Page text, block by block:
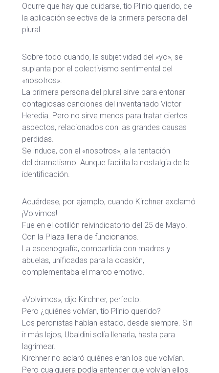
Ocurre que hay que cuidarse, tío Plinio querido, de
la aplicación selectiva de la primera persona del
plural.
Sobre todo cuando, la subjetividad del «yo», se
suplanta por el colectivismo sentimental del
«nosotros».
La primera persona del plural sirve para entonar
contagiosas canciones del inventariado Víctor
Heredia. Pero no sirve menos para tratar ciertos
aspectos, relacionados con las grandes causas
perdidas.
Se induce, con el «nosotros», a la tentación
del dramatismo. Aunque facilita la nostalgia de la
identificación.
Acuérdese, por ejemplo, cuando Kirchner exclamó
¡Volvimos!
Fue en el cotillón reivindicatorio del 25 de Mayo.
Con la Plaza llena de funcionarios.
La escenografía, compartida con madres y
abuelas, unificadas para la ocasión,
complementaba el marco emotivo.
«Volvimos», dijo Kirchner, perfecto.
Pero ¿quiénes volvían, tío Plinio querido?
Los peronistas habían estado, desde siempre. Sin
ir más lejos, Ubaldini solía llenarla, hasta para
lagrimear.
Kirchner no aclaró quiénes eran los que volvían.
Pero cualquiera podía entender que volvían ellos.